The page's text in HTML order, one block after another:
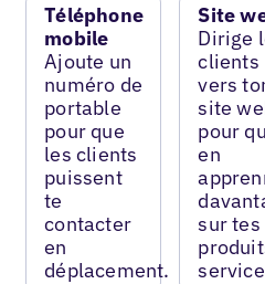
Téléphone
mobile
Ajoute un
numéro de
portable
pour que
les clients
puissent
te
contacter
en
déplacement.
Site
Dirige
clients
vers
site
pour
en
sur tes